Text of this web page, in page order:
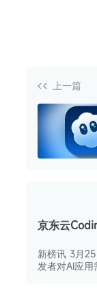
上一篇
京东云
新榜讯 3月
发者对AI应用